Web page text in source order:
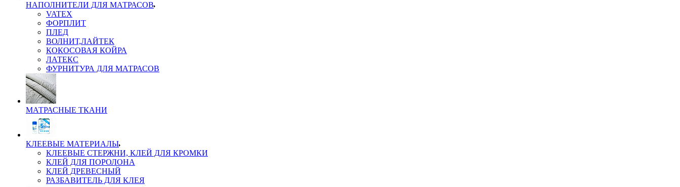
НАПОЛНИТЕЛИ ДЛЯ МАТРАСОВ
VATEX
ФОРПЛИТ
ПЛЕД
ВОЛНИТ,ЛАЙТЕК
КОКОСОВАЯ КОЙРА
ЛАТЕКС
ФУРНИТУРА ДЛЯ МАТРАСОВ
МАТРАСНЫЕ ТКАНИ
КЛЕЕВЫЕ МАТЕРИАЛЫ
КЛЕЕВЫЕ СТЕРЖНИ, КЛЕЙ ДЛЯ КРОМКИ
КЛЕЙ ДЛЯ ПОРОЛОНА
КЛЕЙ ДРЕВЕСНЫЙ
РАЗБАВИТЕЛЬ ДЛЯ КЛЕЯ